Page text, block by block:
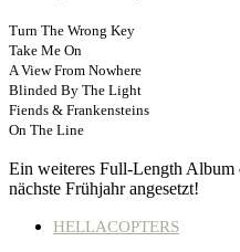
Turn The Wrong Key
Take Me On
A View From Nowhere
Blinded By The Light
Fiends & Frankensteins
On The Line
Ein weiteres Full-Length Album
nächste Frühjahr angesetzt!
HELLACOPTERS